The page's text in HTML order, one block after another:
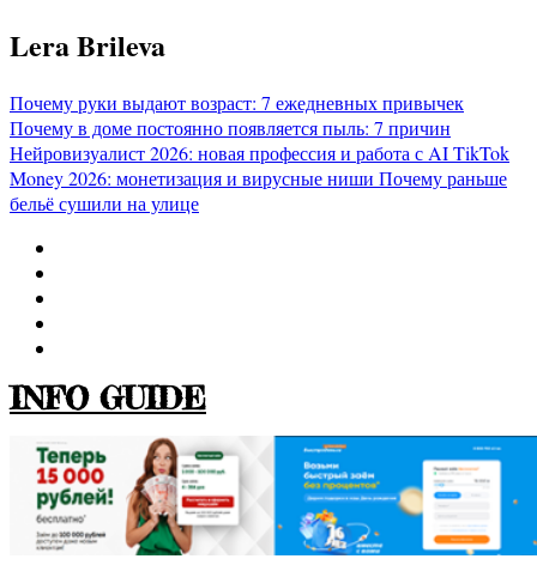
Перейти
к
Lera Brileva
Почему руки выдают возраст: 7 ежедневных привычек
Почему в доме постоянно появляется пыль: 7 причин
Нейровизуалист 2026: новая профессия и работа с AITikTok
Money 2026: монетизация и вирусные ниши Почему раньше
бельё сушили на улице
INFO GUIDE